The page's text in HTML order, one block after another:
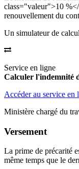
class="valeur">10
renouvellement du
Un simulateur de
Service en ligne
Calculer l'indemnité
Accéder au service en
Ministère chargé du
Versement
La prime de précarité
même temps que le